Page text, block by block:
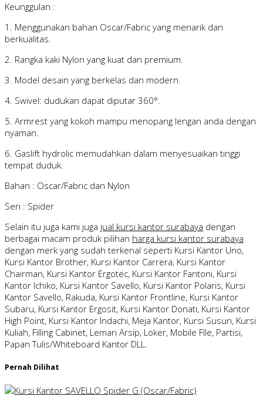
Keunggulan :
1. Menggunakan bahan Oscar/Fabric yang menarik dan
berkualitas.
2. Rangka kaki Nylon yang kuat dan premium.
3. Model desain yang berkelas dan modern.
4. Swivel: dudukan dapat diputar 360°.
5. Armrest yang kokoh mampu menopang lengan anda dengan
nyaman.
6. Gaslift hydrolic memudahkan dalam menyesuaikan tinggi
tempat duduk.
Bahan : Oscar/Fabric dan Nylon
Seri : Spider
Selain itu juga kami juga jual kursi kantor surabaya dengan
berbagai macam produk pilihan harga kursi kantor surabaya
dengan merk yang sudah terkenal seperti Kursi Kantor Uno,
Kursi Kantor Brother, Kursi Kantor Carrera, Kursi Kantor
Chairman, Kursi Kantor Ergotec, Kursi Kantor Fantoni, Kursi
Kantor Ichiko, Kursi Kantor Savello, Kursi Kantor Polaris, Kursi
Kantor Savello, Rakuda, Kursi Kantor Frontline, Kursi Kantor
Subaru, Kursi Kantor Ergosit, Kursi Kantor Donati, Kursi Kantor
High Point, Kursi Kantor Indachi, Meja Kantor, Kursi Susun, Kursi
Kuliah, Filling Cabinet, Lemari Arsip, Loker, Mobile FIle, Partisi,
Papan Tulis/Whiteboard Kantor DLL.
Pernah Dilihat